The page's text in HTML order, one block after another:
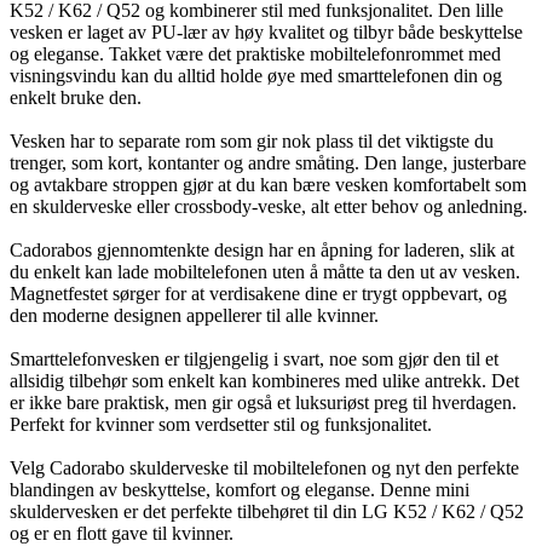
K52 / K62 / Q52 og kombinerer stil med funksjonalitet. Den lille
vesken er laget av PU-lær av høy kvalitet og tilbyr både beskyttelse
og eleganse. Takket være det praktiske mobiltelefonrommet med
visningsvindu kan du alltid holde øye med smarttelefonen din og
enkelt bruke den.
Vesken har to separate rom som gir nok plass til det viktigste du
trenger, som kort, kontanter og andre småting. Den lange, justerbare
og avtakbare stroppen gjør at du kan bære vesken komfortabelt som
en skulderveske eller crossbody-veske, alt etter behov og anledning.
Cadorabos gjennomtenkte design har en åpning for laderen, slik at
du enkelt kan lade mobiltelefonen uten å måtte ta den ut av vesken.
Magnetfestet sørger for at verdisakene dine er trygt oppbevart, og
den moderne designen appellerer til alle kvinner.
Smarttelefonvesken er tilgjengelig i svart, noe som gjør den til et
allsidig tilbehør som enkelt kan kombineres med ulike antrekk. Det
er ikke bare praktisk, men gir også et luksuriøst preg til hverdagen.
Perfekt for kvinner som verdsetter stil og funksjonalitet.
Velg Cadorabo skulderveske til mobiltelefonen og nyt den perfekte
blandingen av beskyttelse, komfort og eleganse. Denne mini
skuldervesken er det perfekte tilbehøret til din LG K52 / K62 / Q52
og er en flott gave til kvinner.